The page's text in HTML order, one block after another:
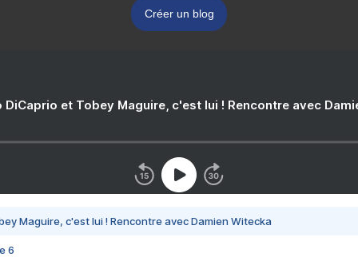
Créer un blog
DiCaprio et Tobey Maguire, c'est lui ! Rencontre avec
Maguire, c'est lui ! Rencontre avec Damien Witecka
6